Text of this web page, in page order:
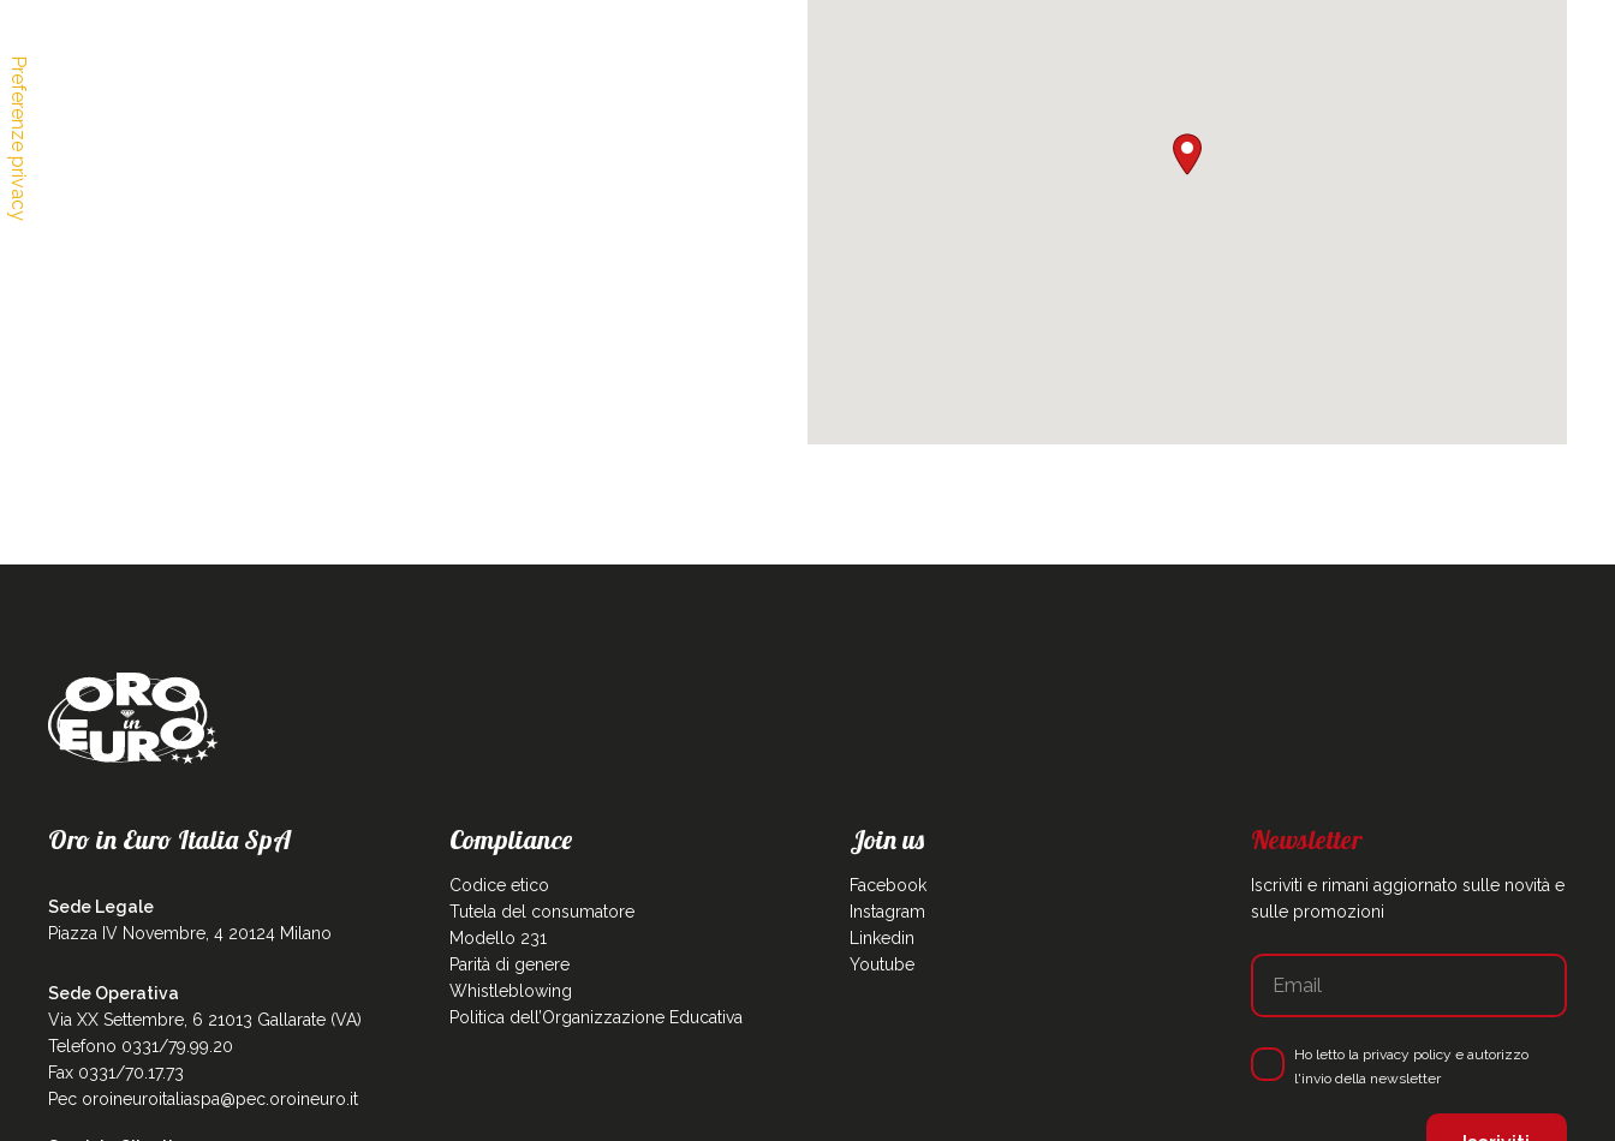
Oro in Euro Italia SpA
Sede Legale
Piazza IV Novembre, 4 20124 Milano
Sede Operativa
Via XX Settembre, 6 21013 Gallarate (VA)
Telefono 0331/79.99.20
Fax 0331/70.17.73
Pec oroineuroitaliaspa@pec.oroineuro.it
Compliance
Codice etico
Tutela del consumatore
Modello 231
Parità di genere
Whistleblowing
Politica dell’Organizzazione Educativa
Join us
Facebook
Instagram
Linkedin
Youtube
Newsletter
Iscriviti e rimani aggiornato sulle novità e
sulle promozioni
Ho letto la privacy policy e autorizzo
l'invio della newsletter